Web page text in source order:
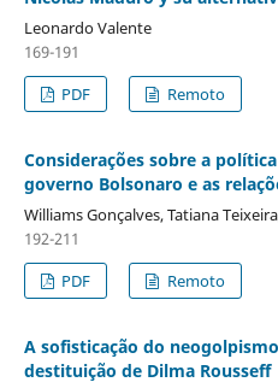
Leonardo Valente
169-191
PDF
Remoto
Considerações sobre a
governo Bolsonaro e as
Williams Gonçalves, Tatiana
192-211
PDF
Remoto
A sofisticação do
destituição de Dilma Rousseff